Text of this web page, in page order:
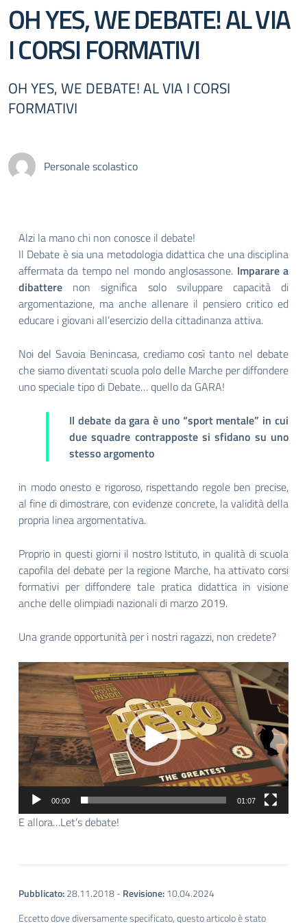
OH YES, WE DEBATE! AL VIA
I CORSI FORMATIVI
OH YES, WE DEBATE! AL VIA I CORSI
FORMATIVI
Personale scolastico
Alzi la mano chi non conosce il debate!
Il Debate è sia una metodologia didattica che una disciplina
affermata da tempo nel mondo anglosassone. Imparare a
dibattere non significa solo sviluppare capacità di
argomentazione, ma anche allenare il pensiero critico ed
educare i giovani all’esercizio della cittadinanza attiva.
Noi del Savoia Benincasa, crediamo così tanto nel debate
che siamo diventati scuola polo delle Marche per diffondere
uno speciale tipo di Debate… quello da GARA!
Il debate da gara è uno “sport mentale” in cui
due squadre contrapposte si sfidano su uno
stesso argomento
in modo onesto e rigoroso, rispettando regole ben precise,
al fine di dimostrare, con evidenze concrete, la validità della
propria linea argomentativa.
Proprio in questi giorni il nostro Istituto, in qualità di scuola
capofila del debate per la regione Marche, ha attivato corsi
formativi per diffondere tale pratica didattica in visione
anche delle olimpiadi nazionali di marzo 2019.
Una grande opportunità per i nostri ragazzi, non credete?
Video
Player
00:00 01:07
E allora…Let’s debate!
Pubblicato:28.11.2018-Revisione:10.04.2024
Eccetto dove diversamente specificato, questo articolo è stato